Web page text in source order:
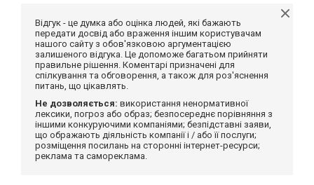
Відгук - це думка або оцінка людей, які бажають
передати досвід або враження іншим користувачам
нашого сайту з обов'язковою аргументацією
залишеного відгука. Це допоможе багатьом прийняти
правильне рішення. Коментарі призначені для
спілкування та обговорення, а також для роз'яснення
питань, що цікавлять.
Не дозволяється: використання ненормативної
лексики, погроз або образ; безпосереднє порівняння з
іншими конкуруючими компаніями; безпідставні заяви,
що ображають діяльність компанії і / або її послуги;
розміщення посилань на сторонні інтернет-ресурси;
реклама та самореклама.